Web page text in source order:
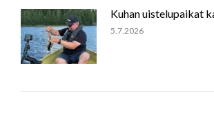
Kuhan uistelupaikat
5.7.2026